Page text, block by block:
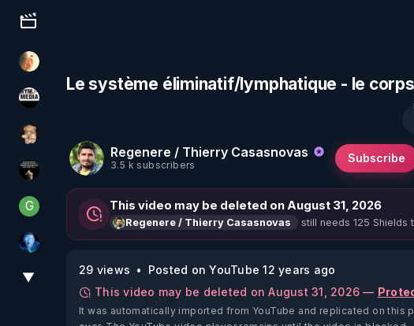
Culture, media & entertainment
La Puce à l'oreille
HYM.MEDIA
DataCenter
Infos et vérité
G Generousbear
AH2020
▼
Le système éliminatif/lymphatique - le
Regenere / Thierry Casasnovas
3.5 k subscribers
Subscribe
This video may be deleted on August 31, 2026
Regenere / Thierry Casasnovas still needs 125
29 views
Posted on YouTube 12 years ago
This video may be deleted on August 31, 2026 —
It was automatically imported from YouTube and replicated on this